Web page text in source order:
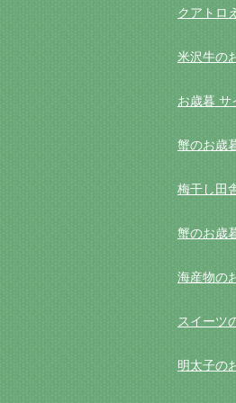
クアトロ
米沢牛の
お歳暮 サ
蟹のお歳
梅干し田
蟹のお歳
海産物の
スイーツ
明太子の